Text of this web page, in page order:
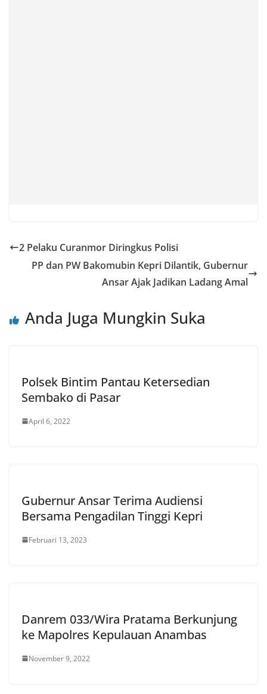
2 Pelaku Curanmor Diringkus Polisi
PP dan PW Bakomubin Kepri Dilantik, Gubernur
Ansar Ajak Jadikan Ladang Amal
Anda Juga Mungkin Suka
Polsek Bintim Pantau Ketersedian
Sembako di Pasar
April 6, 2022
Gubernur Ansar Terima Audiensi
Bersama Pengadilan Tinggi Kepri
Februari 13, 2023
Danrem 033/Wira Pratama Berkunjung
ke Mapolres Kepulauan Anambas
November 9, 2022